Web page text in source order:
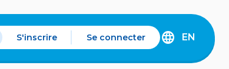
onglet.
S'inscrire Se connecter
DISCOVER
EN